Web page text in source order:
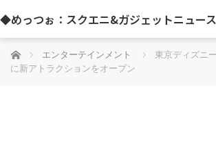
◆めっつぉ：スクエニ&ガジェットニュース
ホーム エンターテインメント
東京ディズニ
に新アトラクションをオープン